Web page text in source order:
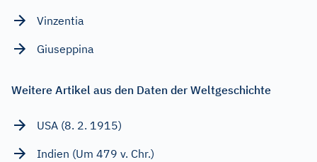
Vinzentia
Giuseppina
Weitere Artikel aus den Daten der Weltgeschichte
USA (8. 2. 1915)
Indien (Um 479 v. Chr.)